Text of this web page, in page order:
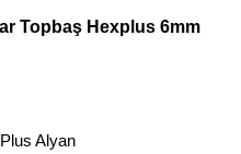
Topbaş Hexplus 6mm
Alyan